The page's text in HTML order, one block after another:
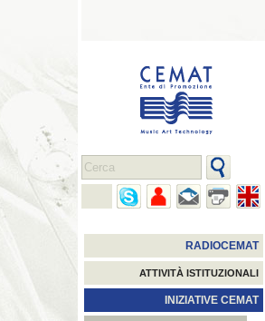
RADIOCEMAT
ATTIVITÀ ISTITUZIONALI
INIZIATIVE CEMAT